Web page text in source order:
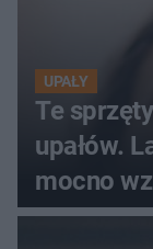
UPAŁY
Te
upałów.
mocno